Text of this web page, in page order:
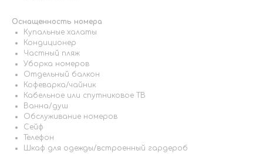
Оснащенность номера
Купальные халаты
Кондиционер
Частный пляж
Уборка номеров
Отдельный балкон
Кофеварка/чайник
Кабельное или спутниковое ТВ
Ванна/душ
Обслуживание номеров
Сейф
Телефон
Шкаф для одежды/встроенный гардероб